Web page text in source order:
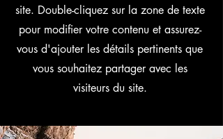
site. Double-cliquez sur la zone de texte
pour modifier votre contenu et assurez-
vous d'ajouter les détails pertinents que
vous souhaitez partager avec les
visiteurs du site.